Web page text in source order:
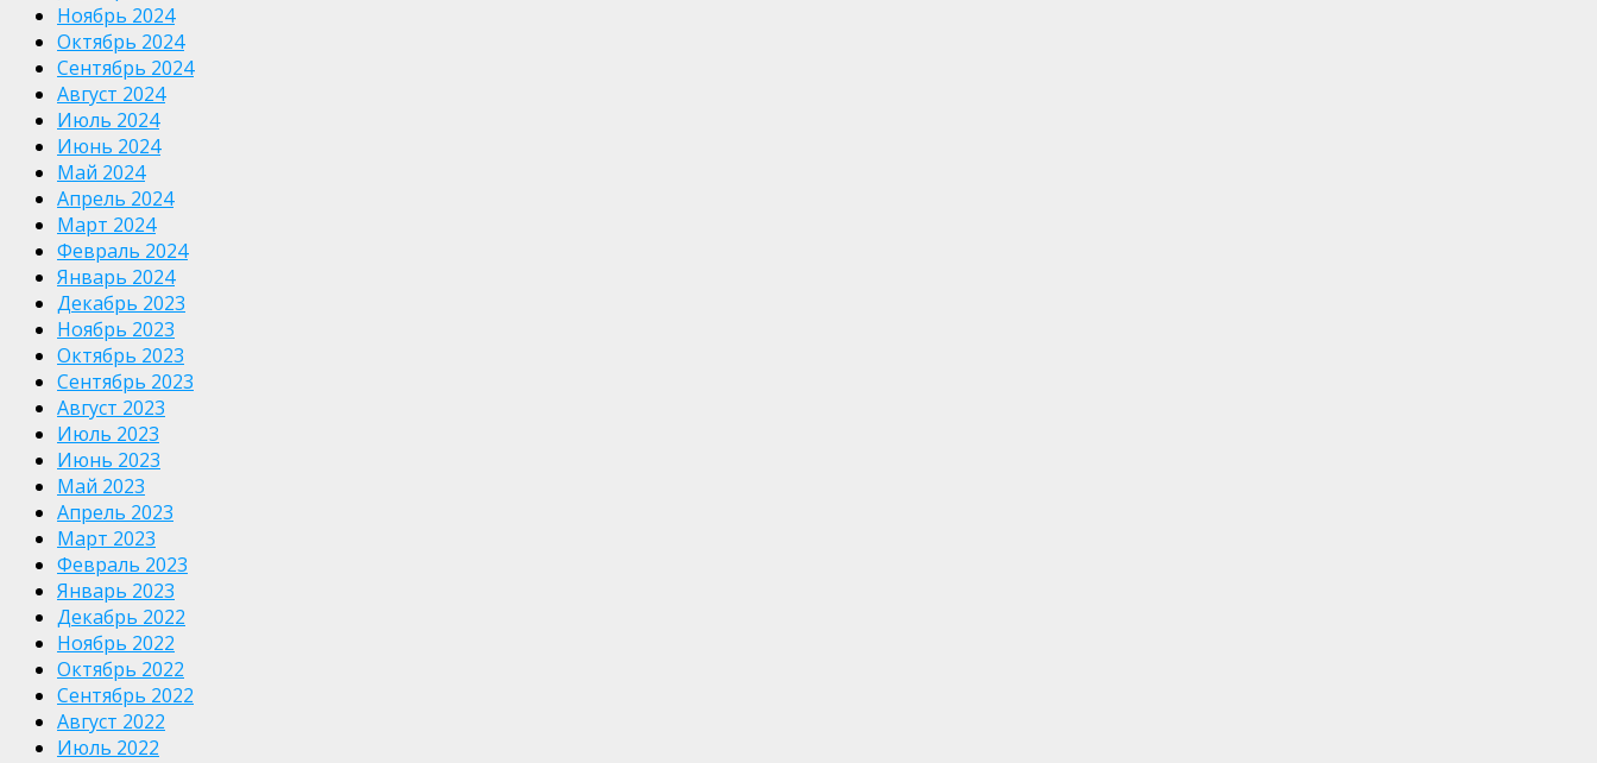
Ноябрь 2024
Октябрь 2024
Сентябрь 2024
Август 2024
Июль 2024
Июнь 2024
Май 2024
Апрель 2024
Март 2024
Февраль 2024
Январь 2024
Декабрь 2023
Ноябрь 2023
Октябрь 2023
Сентябрь 2023
Август 2023
Июль 2023
Июнь 2023
Май 2023
Апрель 2023
Март 2023
Февраль 2023
Январь 2023
Декабрь 2022
Ноябрь 2022
Октябрь 2022
Сентябрь 2022
Август 2022
Июль 2022